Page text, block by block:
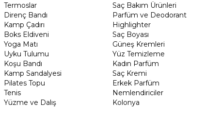
Termoslar
Direnç Bandı
Kamp Çadırı
Boks Eldiveni
Yoga Matı
Uyku Tulumu
Koşu Bandı
Kamp Sandalyesi
Pilates Topu
Tenis
Yüzme ve Dalış
Saç Bakım Ürünleri
Parfüm ve Deodorant
Highlighter
Saç Boyası
Güneş Kremleri
Yüz Temizleme
Kadın Parfüm
Saç Kremi
Erkek Parfüm
Nemlendiriciler
Kolonya